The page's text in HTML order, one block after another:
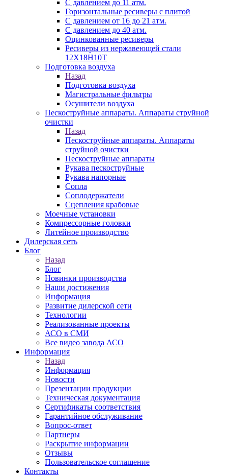
С давлением до 11 атм.
Горизонтальные ресиверы с плитой
С давлением от 16 до 21 атм.
С давлением до 40 атм.
Оцинкованные ресиверы
Ресиверы из нержавеющей стали
12Х18Н10Т
Подготовка воздуха
Назад
Подготовка воздуха
Магистральные фильтры
Осушители воздуха
Пескоструйные аппараты. Аппараты струйной
очистки
Назад
Пескоструйные аппараты. Аппараты
струйной очистки
Пескоструйные аппараты
Рукава пескоструйные
Рукава напорные
Сопла
Соплодержатели
Сцепления крабовые
Моечные установки
Компрессорные головки
Литейное производство
Дилерская сеть
Блог
Назад
Блог
Новинки производства
Наши достижения
Информация
Развитие дилерской сети
Технологии
Реализованные проекты
АСО в СМИ
Все видео завода АСО
Информация
Назад
Информация
Новости
Презентации продукции
Техническая документация
Сертификаты соответствия
Гарантийное обслуживание
Вопрос-ответ
Партнеры
Раскрытие информации
Отзывы
Пользовательское соглашение
Контакты